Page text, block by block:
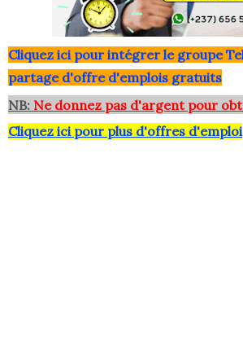
Cliquez ici pour intégrer le groupe
partage d'offre d'emplois gratuits
NB: Ne donnez pas d'argent pour
Cliquez ici pour plus d'offres d'emploi